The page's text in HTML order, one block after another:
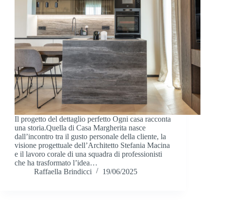
Il progetto del dettaglio perfetto Ogni casa racconta
una storia.Quella di Casa Margherita nasce
dall’incontro tra il gusto personale della cliente, la
visione progettuale dell’Architetto Stefania Macina
e il lavoro corale di una squadra di professionisti
che ha trasformato l’idea…
Raffaella Brindicci
19/06/2025